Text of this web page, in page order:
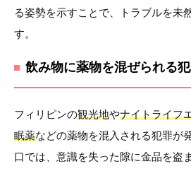
る姿勢を示すことで、トラブルを未
す。
飲み物に薬物を混ぜられる
フィリピンの観光地やナイトライフ
眠薬などの薬物を混入される犯罪が
口では、意識を失った隙に金品を盗